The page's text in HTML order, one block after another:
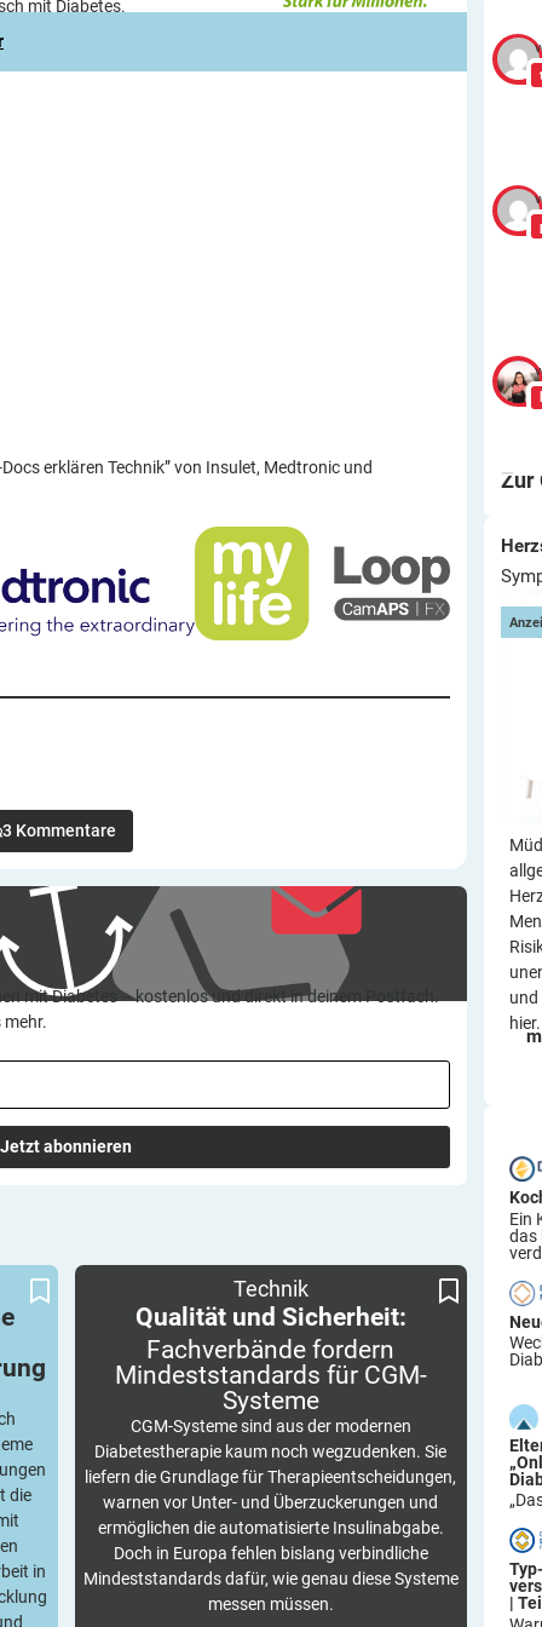
mit Diabetes.
erklären Technik” von Insulet, Medtronic und
3 Kommentare
mit Diabetes – kostenlos und direkt in deinem Postfach.
Jetzt abonnieren
die
in
Fachverbände fordern Mindeststandards für
CGM-Systeme
Technik
Qualität und Sicherheit:
Fachverbände fordern
Mindeststandards für CGM-
Systeme
CGM-Systeme sind aus der modernen
Diabetestherapie kaum noch wegzudenken. Sie
liefern die Grundlage für Therapieentscheidungen,
warnen vor Unter- und Überzuckerungen und
ermöglichen die automatisierte Insulinabgabe.
Doch in Europa fehlen bislang verbindliche
Mindeststandards dafür, wie genau diese Systeme
messen müssen.
Zur
und
hier.
Ein
das
|